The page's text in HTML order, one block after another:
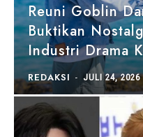
Reuni Goblin
Buktikan
Industri Drama
REDAKSI - JULI 24, 2026